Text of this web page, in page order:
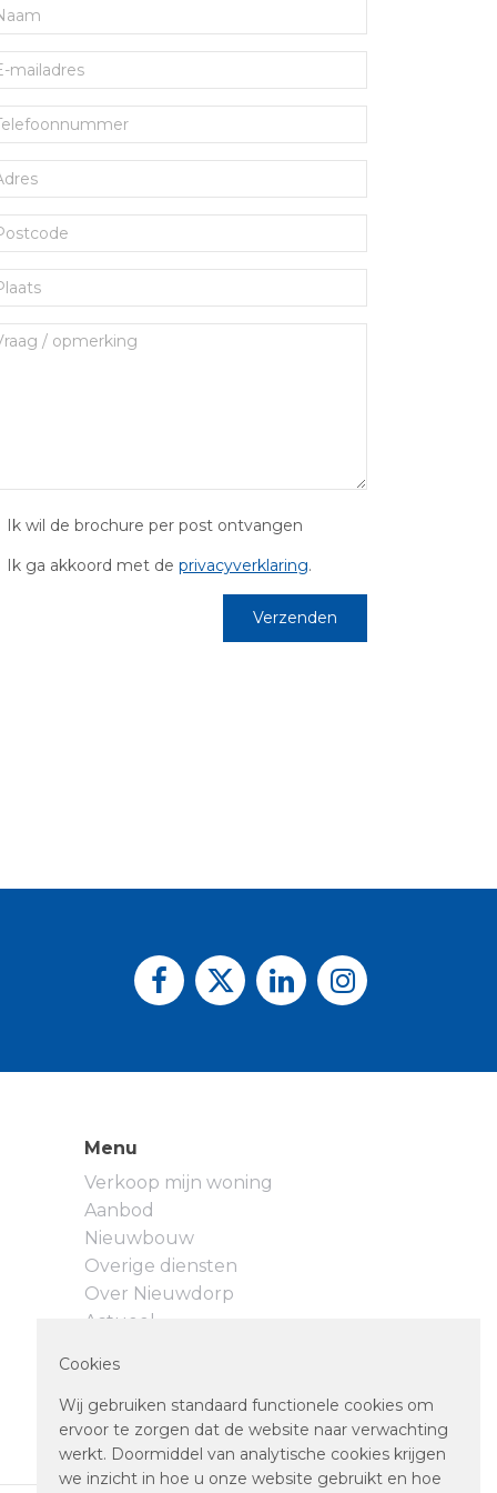
Ik wil de brochure per post ontvangen
Ik ga akkoord met de privacyverklaring.
Verzenden
Menu
Verkoop mijn woning
Aanbod
Nieuwbouw
Overige diensten
Over Nieuwdorp
Actueel
Privacyverklaring
Cookievoorkeuren
Cookies
Wij gebruiken standaard functionele cookies om
ervoor te zorgen dat de website naar verwachting
werkt. Doormiddel van analytische cookies krijgen
we inzicht in hoe u onze website gebruikt en hoe